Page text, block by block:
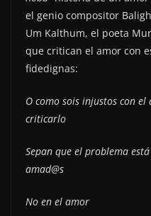
el genio compositor
Um Kalthum, el poeta
que critican el amor con
fidedignas:
O como sois injustos con
criticarlo
Sepan que el problema
amad@s
No en el amor